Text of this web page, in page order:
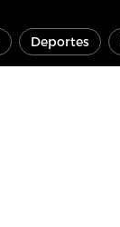
Deportes